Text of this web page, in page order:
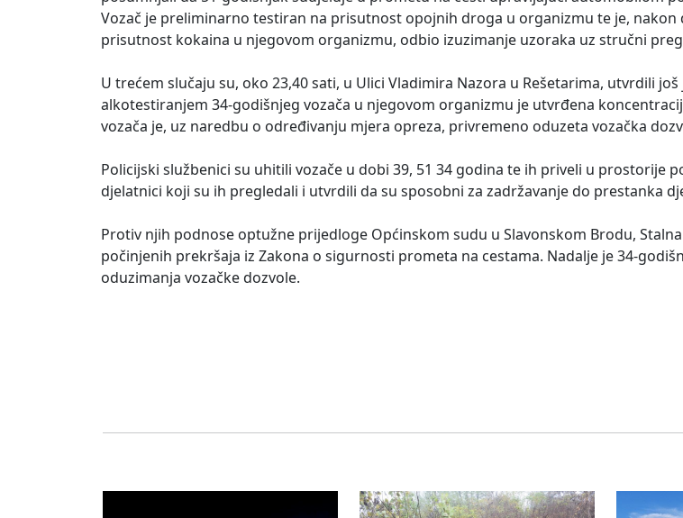
Vozač je preliminarno testiran na prisutnost opojnih droga u organizmu te je,
prisutnost kokaina u njegovom organizmu, odbio izuzimanje uzoraka uz stručni
U trećem slučaju su, oko 23,40 sati, u Ulici Vladimira Nazora u Rešetarima, utvrdili
alkotestiranjem 34-godišnjeg vozača u njegovom organizmu je utvrđena
vozača je, uz naredbu o određivanju mjera opreza, privremeno oduzeta vozačka
Policijski službenici su uhitili vozače u dobi 39, 51 34 godina te ih priveli u prostorije
djelatnici koji su ih pregledali i utvrdili da su sposobni za zadržavanje do prestanka
Protiv njih podnose optužne prijedloge Općinskom sudu u Slavonskom Brodu,
počinjenih prekršaja iz Zakona o sigurnosti prometa na cestama. Nadalje je 34-
oduzimanja vozačke dozvole.